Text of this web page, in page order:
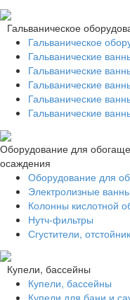
Гальваническое
Гальваническое
Гальванические
Гальванические
Гальванические
Гальванические
Гальванические
Оборудование для
осаждения
Оборудование для
Электролизные ванны
Колонны кислотной
Нутч-фильтры
Сгустители,
Купели, бассейны
Купели, бассейны
Купели для бани и